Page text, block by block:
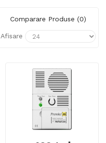
Comparare Produse (0)
Afisare